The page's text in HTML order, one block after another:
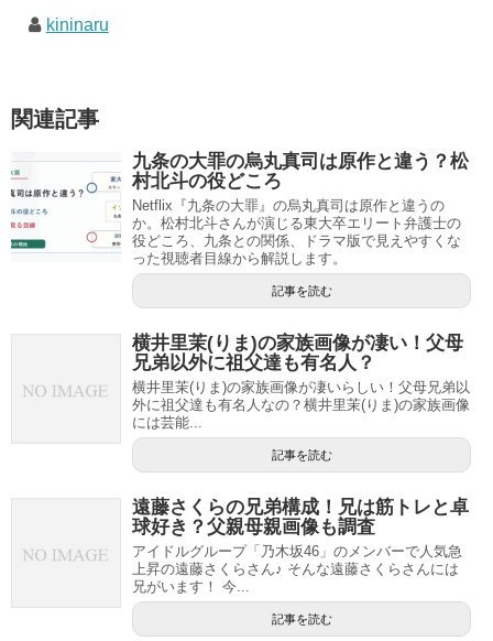
kininaru
関連記事
九条の大罪の烏丸真司は原作と違う？松
村北斗の役どころ
Netflix『九条の大罪』の烏丸真司は原作と違うの
か。松村北斗さんが演じる東大卒エリート弁護士の
役どころ、九条との関係、ドラマ版で見えやすくな
った視聴者目線から解説します。
記事を読む
横井里茉(りま)の家族画像が凄い！父母
兄弟以外に祖父達も有名人？
横井里茉(りま)の家族画像が凄いらしい！父母兄弟以
外に祖父達も有名人なの？横井里茉(りま)の家族画像
には芸能...
記事を読む
遠藤さくらの兄弟構成！兄は筋トレと卓
球好き？父親母親画像も調査
アイドルグループ「乃木坂46」のメンバーで人気急
上昇の遠藤さくらさん♪ そんな遠藤さくらさんには
兄がいます！ 今...
記事を読む